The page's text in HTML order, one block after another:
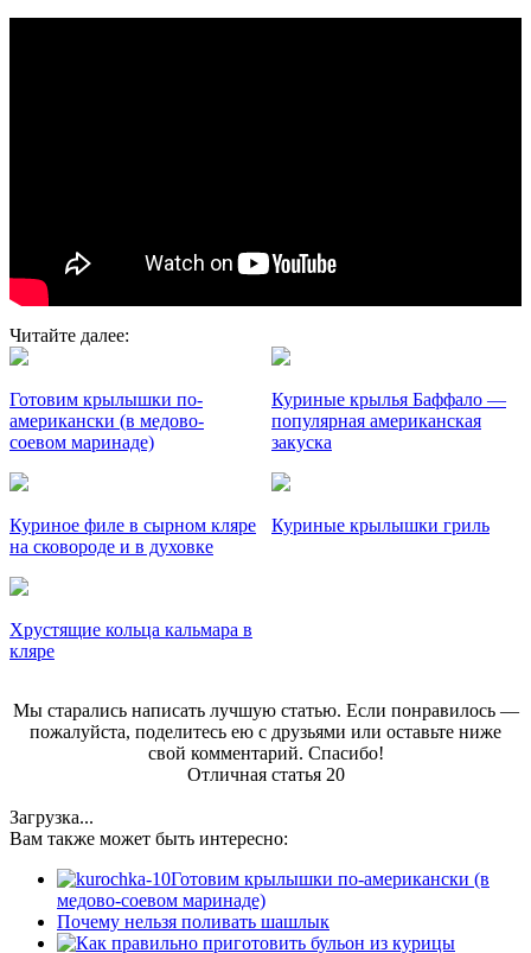
Читайте далее:
Готовим крылышки по-
американски (в медово-
соевом маринаде)
Куриные крылья Баффало —
популярная американская
закуска
Куриное филе в сырном кляре
на сковороде и в духовке
Куриные крылышки гриль
Хрустящие кольца кальмара в
кляре
Мы старались написать лучшую статью. Если понравилось —
пожалуйста, поделитесь ею с друзьями или оставьте ниже
свой комментарий. Спасибо!
Отличная статья 20
Загрузка...
Вам также может быть интересно:
Готовим крылышки по-американски (в
медово-соевом маринаде)
Почему нельзя поливать шашлык